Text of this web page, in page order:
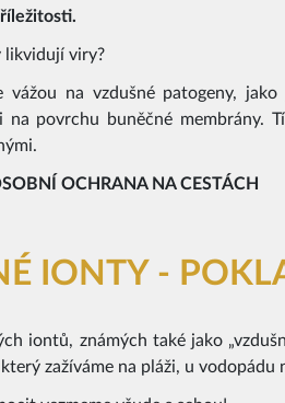
likvidují viry?
vážou na vzdušné patogeny,
na povrchu buněčné membrány.
OCHRANA NA CESTÁCH
IONTY -
iontů, známých také jako
zažíváme na pláži, u vodopádu